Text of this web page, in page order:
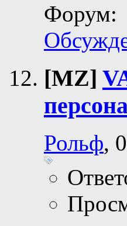
Форум:
[MZ]
Рольф,